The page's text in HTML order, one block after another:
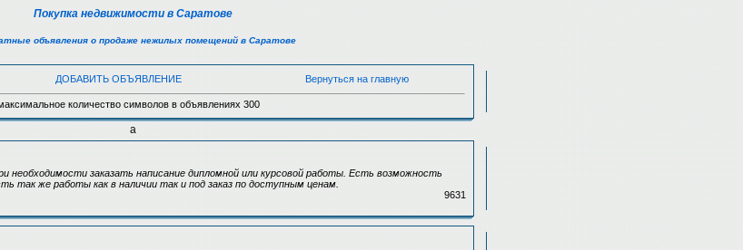
Покупка недвижимости в Саратове
объявления о продаже нежилых помещений в Саратове
ДОБАВИТЬ ОБЪЯВЛЕНИЕ Вернуться на главную
количество символов в объявлениях 300
а
необходимости заказать написание дипломной или курсовой работы. Есть возможность
так же работы как в наличии так и под заказ по доступным ценам.
9631